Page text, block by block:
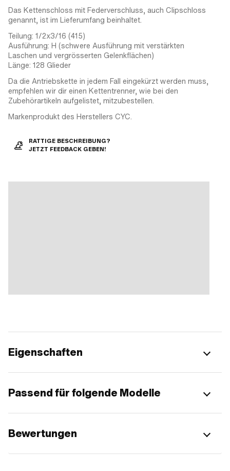
Das Kettenschloss mit Federverschluss, auch Clipschloss
genannt, ist im Lieferumfang beinhaltet.
Teilung: 1/2x3/16 (415)
Ausführung: H (schwere Ausführung mit verstärkten
Laschen und vergrösserten Gelenkflächen)
Länge: 128 Glieder
Da die Antriebskette in jedem Fall eingekürzt werden muss,
empfehlen wir dir einen Kettentrenner, wie bei den
Zubehörartikeln aufgelistet, mitzubestellen.
Markenprodukt des Herstellers CYC.
RATTIGE BESCHREIBUNG?
JETZT FEEDBACK GEBEN!
Eigenschaften
Passend für folgende Modelle
Bewertungen